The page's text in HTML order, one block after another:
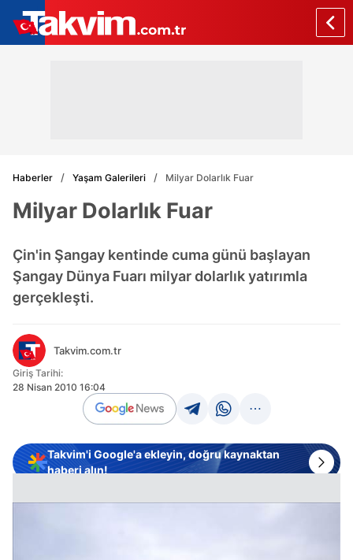
Haberler Yaşam Galerileri Milyar Dolarlık Fuar
Milyar Dolarlık Fuar
Çin'in Şangay kentinde cuma günü başlayan
Şangay Dünya Fuarı milyar dolarlık yatırımla
gerçekleşti.
Takvim.com.tr
Giriş Tarihi:
28 Nisan 2010 16:04
Takvim'i Google'a ekleyin, doğru kaynaktan
haberi alın!